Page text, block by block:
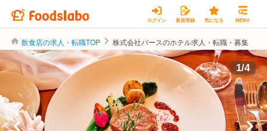
ログイン 新規登録 気になる MENU
飲食店の求人・転職TOP 株式会社バースのホテル求人・転職・募集
1/4